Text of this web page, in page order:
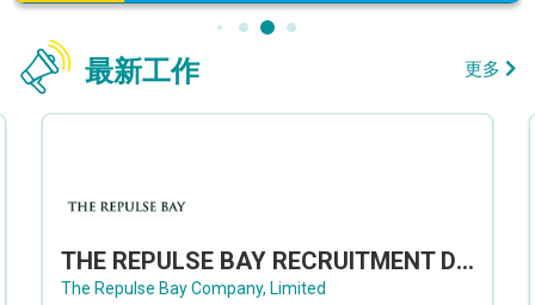
最新工作 更多
THE REPULSE BAY RECRUITMENT DAY 淺水灣影灣園人才招聘會
The Repulse Bay Company, Limited